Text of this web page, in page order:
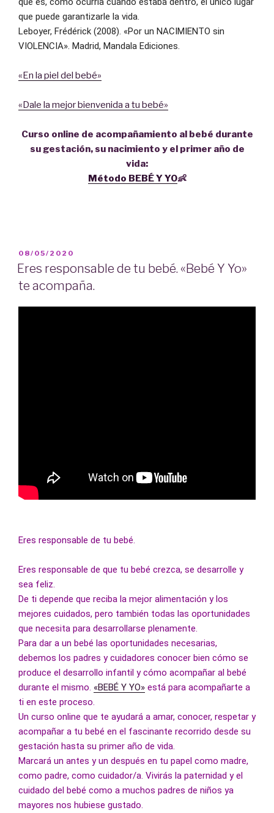
que puede garantizarle la vida.
Leboyer, Frédérick (2008). «Por un NACIMIENTO sin
VIOLENCIA». Madrid, Mandala Ediciones.
«En la piel del bebé»
«Dale la mejor bienvenida a tu bebé»
Curso online de acompañamiento al bebé durante
su gestación, su nacimiento y el primer año de
vida:
Método BEBÉ Y YO👶
PUBLICADO
EL
08/05/2020
Eres responsable de tu bebé. «Bebé Y Yo»
te acompaña.
Eres responsable de tu bebé.
Eres responsable de que tu bebé crezca, se desarrolle y
sea feliz.
De ti depende que reciba la mejor alimentación y los
mejores cuidados, pero también todas las oportunidades
que necesita para desarrollarse plenamente.
Para dar a un bebé las oportunidades necesarias,
debemos los padres y cuidadores conocer bien cómo se
produce el desarrollo infantil y cómo acompañar al bebé
durante el mismo. «BEBÉ Y YO» está para acompañarte a
ti en este proceso.
Un curso online que te ayudará a amar, conocer, respetar y
acompañar a tu bebé en el fascinante recorrido desde su
gestación hasta su primer año de vida.
Marcará un antes y un después en tu papel como madre,
como padre, como cuidador/a. Vivirás la paternidad y el
cuidado del bebé como a muchos padres de niños ya
mayores nos hubiese gustado.